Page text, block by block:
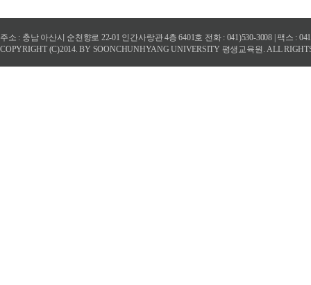
주소 : 충남 아산시 순천향로 22-01 인간사랑관 4층 6401호 전화 : 041)530-3008 | 팩스 :
COPYRIGHT (C)2014. BY SOONCHUNHYANG UNIVERSITY 평생교육원. ALL